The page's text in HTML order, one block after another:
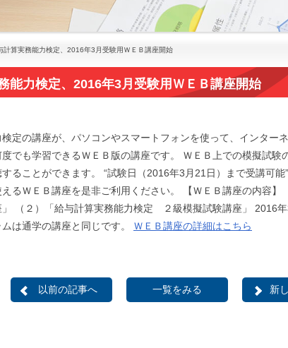
計算実務能力検定、2016年3月受験用ＷＥＢ講座開始
能力検定、2016年3月受験用ＷＥＢ講座開始
定の講座が、パソコンやスマートフォンを使って、インター
でも学習できるＷＥＢ版の講座です。 ＷＥＢ上での模擬試験
ることができます。 “試験日（2016年3月21日）まで受講可能
るＷＥＢ講座を是非ご利用ください。 【ＷＥＢ講座の内容】
（２）「給与計算実務能力検定 ２級模擬試験講座」 2016年
は通学の講座と同じです。 ＷＥＢ講座の詳細はこちら
以前の記事へ 一覧をみる 新